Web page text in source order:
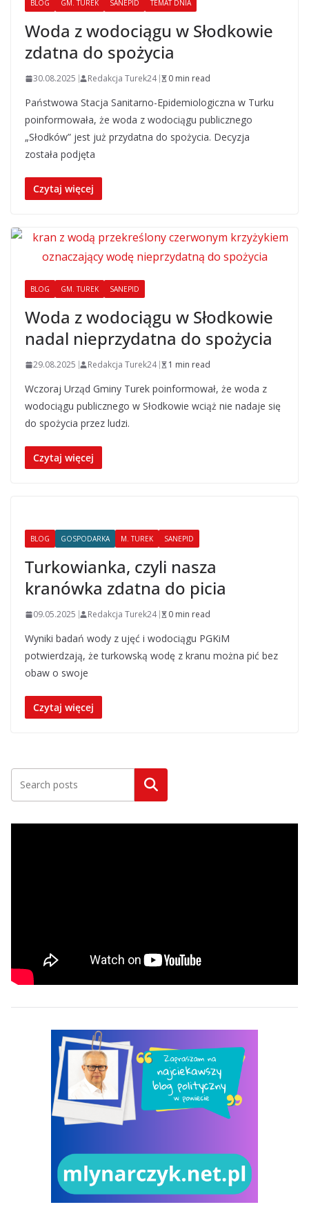
BLOG GM. TUREK SANEPID TEMAT DNIA
Woda z wodociągu w Słodkowie
zdatna do spożycia
30.08.2025 Redakcja Turek24 0 min read
Państwowa Stacja Sanitarno-Epidemiologiczna w Turku
poinformowała, że woda z wodociągu publicznego
„Słodków” jest już przydatna do spożycia. Decyzja
została podjęta
Czytaj więcej
BLOG GM. TUREK SANEPID
Woda z wodociągu w Słodkowie
nadal nieprzydatna do spożycia
29.08.2025 Redakcja Turek24 1 min read
Wczoraj Urząd Gminy Turek poinformował, że woda z
wodociągu publicznego w Słodkowie wciąż nie nadaje się
do spożycia przez ludzi.
Czytaj więcej
BLOG GOSPODARKA M. TUREK SANEPID
Turkowianka, czyli nasza
kranówka zdatna do picia
09.05.2025 Redakcja Turek24 0 min read
Wyniki badań wody z ujęć i wodociągu PGKiM
potwierdzają, że turkowską wodę z kranu można pić bez
obaw o swoje
Czytaj więcej
Szukaj